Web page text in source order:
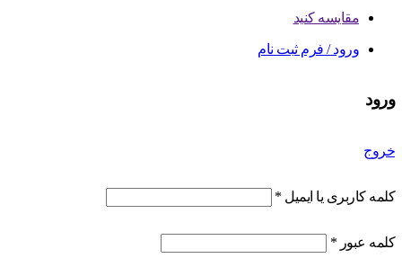
مقایسه کنید
ورود / فرم ثبت نام
ورود
خروج
کلمه کاربری یا ایمیل *
کلمه عبور *